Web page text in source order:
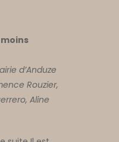
d’Anduze
Rouzier,
Aline